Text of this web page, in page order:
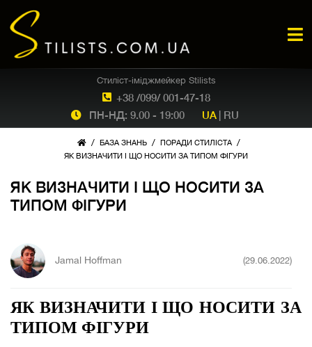
+38 /099/ 001-47-18
Стиліст-іміджмейкер Stilists
ПН-НД: 9.00 - 19:00 UA | RU
/ БАЗА ЗНАНЬ / ПОРАДИ СТИЛІСТА /
ЯК ВИЗНАЧИТИ І ЩО НОСИТИ ЗА ТИПОМ ФІГУРИ
ЯК ВИЗНАЧИТИ І ЩО НОСИТИ ЗА
ТИПОМ ФІГУРИ
Jamal Hoffman (29.06.2022)
ЯК ВИЗНАЧИТИ І ЩО НОСИТИ ЗА
ТИПОМ ФІГУРИ